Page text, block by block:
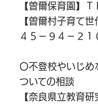
【曽爾保育園】
【曽爾村子育て
４５－９４－２１
〇不登校やいじめ
ついての相談
【奈良県立教育